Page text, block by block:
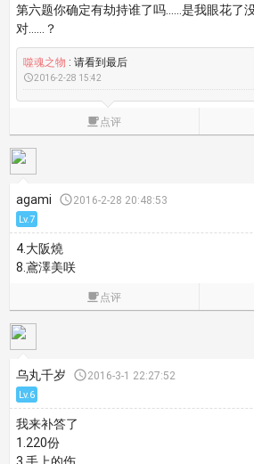
第六题你确定有劫持谁了吗……是我眼花了
对……？
噬魂之物 : 请看到最后
2016-2-28 15:42
点评
agami 2016-2-28 20:48:53
Lv.7
4.大阪燒
8.鳶澤美咲
点评
乌丸千岁 2016-3-1 22:27:52
Lv.6
我来补答了
1.220份